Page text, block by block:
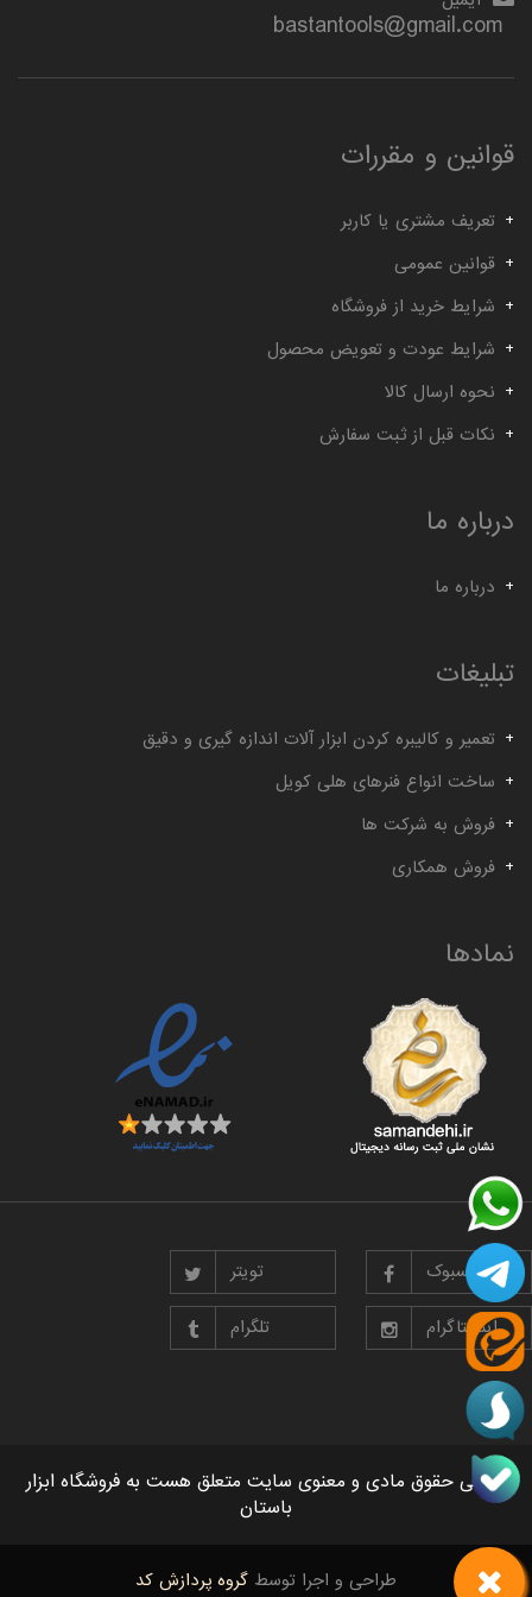
bastantools@gmail.com
قوانین و مقررات
تعریف مشتری یا کاربر
قوانین عمومی
شرایط خرید از فروشگاه
شرایط عودت و تعویض محصول
نحوه ارسال کالا
نکات قبل از ثبت سفارش
درباره ما
درباره ما
تبلیغات
تعمیر و کالیبره کردن ابزار آلات اندازه گیری و دقیق
ساخت انواع فنرهای هلی کویل
فروش به شرکت ها
فروش همکاری
نمادها
فیسبوک تویتر
اینستاگرام تلگرام
تمامی حقوق مادی و معنوی سایت متعلق هست به فروشگاه ابزار
باستان
طراحی و اجرا توسط گروه پردازش کد